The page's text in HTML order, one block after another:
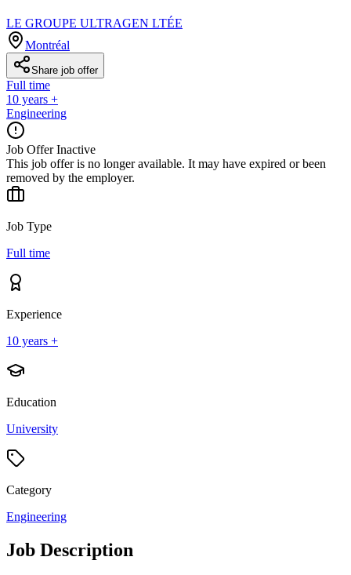
LE GROUPE ULTRAGEN LTÉE
Montréal
Share job offer
Full time
10 years +
Engineering
Job Offer Inactive
This job offer is no longer available. It may have expired or been
removed by the employer.
Job Type
Full time
Experience
10 years +
Education
University
Category
Engineering
Job Description